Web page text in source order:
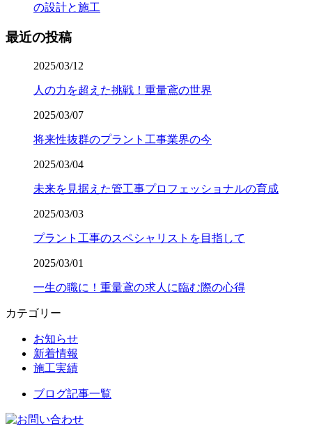
の設計と施工
最近の投稿
2025/03/12
人の力を超えた挑戦！重量鳶の世界
2025/03/07
将来性抜群のプラント工事業界の今
2025/03/04
未来を見据えた管工事プロフェッショナルの育成
2025/03/03
プラント工事のスペシャリストを目指して
2025/03/01
一生の職に！重量鳶の求人に臨む際の心得
カテゴリー
お知らせ
新着情報
施工実績
ブログ記事一覧